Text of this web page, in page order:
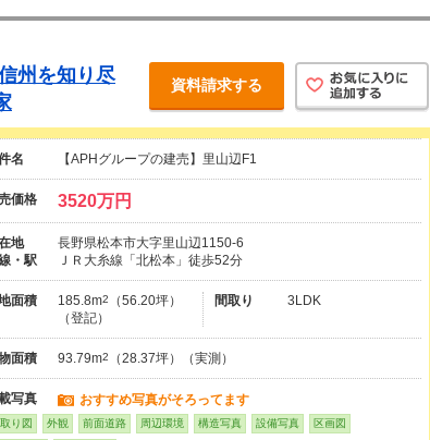
州を知り尽
資料請求する
名 【APHグループの建売】里山辺F1
価格 3520万円
地
長野県松本市大字里山辺1150-6
・駅
ＪＲ大糸線「北松本」徒歩52分
面積 185.8m2
（56.20坪）
（登記）
間取り 3LDK
面積 93.79m2 （28.37坪）（実測）
写真 おすすめ写真がそろってます
り図 外観 前面道路 周辺環境 構造写真 設備写真 区画図